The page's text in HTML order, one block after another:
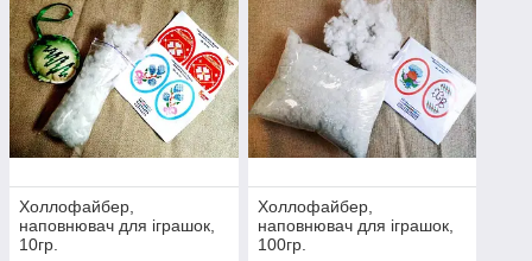
Холлофайбер,
наповнювач для іграшок,
10гр.
Холлофайбер,
наповнювач для іграшок,
100гр.